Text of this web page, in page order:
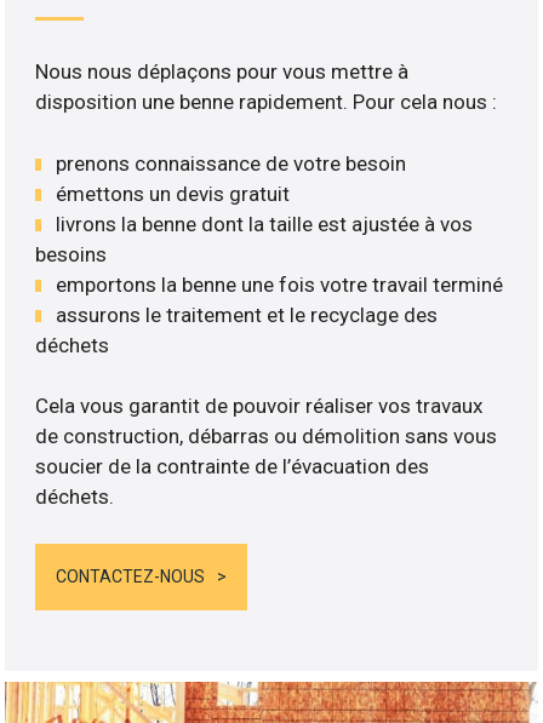
Nous nous déplaçons pour vous mettre à
disposition une benne rapidement. Pour cela nous :
prenons connaissance de votre besoin
émettons un devis gratuit
livrons la benne dont la taille est ajustée à vos
besoins
emportons la benne une fois votre travail terminé
assurons le traitement et le recyclage des
déchets
Cela vous garantit de pouvoir réaliser vos travaux
de construction, débarras ou démolition sans vous
soucier de la contrainte de l’évacuation des
déchets.
CONTACTEZ-NOUS